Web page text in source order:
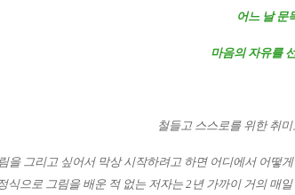
어느 날 문
마음의 자유를
철들고 스스로를 위한 취
을 그리고 싶어서 막상 시작하려고 하면 어디에서 어떻
식으로 그림을 배운 적 없는 저자는 2년 가까이 거의 매